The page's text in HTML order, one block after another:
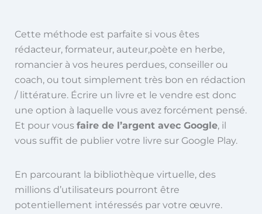
Cette méthode est parfaite si vous êtes
rédacteur, formateur, auteur,poète en herbe,
romancier à vos heures perdues, conseiller ou
coach, ou tout simplement très bon en rédaction
/ littérature. Écrire un livre et le vendre est donc
une option à laquelle vous avez forcément pensé.
Et pour vous faire de l’argent avec Google, il
vous suffit de publier votre livre sur Google Play.
En parcourant la bibliothèque virtuelle, des
millions d’utilisateurs pourront être
potentiellement intéressés par votre œuvre.